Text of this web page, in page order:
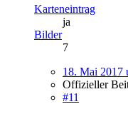
Karteneintrag
ja
Bilder
7
18. Mai 2017
Offizieller
#11